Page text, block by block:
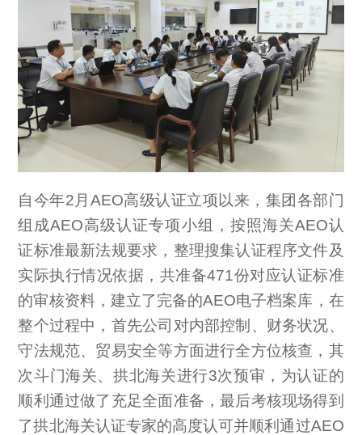
自今年2月AEO高级认证立项以来，集团各部门
组成AEO高级认证专项小组，按照海关AEO认
证标准最新法规要求，整理搜集认证程序文件及
实际执行情况依据，共准备471份对应认证标准
的审核资料，建立了完备的AEO电子档案库，在
整个过程中，首先公司对内部控制、财务状况、
守法规范、贸易安全等方面进行全方位核查，其
次斗门海关、拱北海关进行3次预审，为认证的
顺利通过做了充足全面准备，最后考核现场得到
了拱北海关认证专家的高度认可并顺利通过AEO